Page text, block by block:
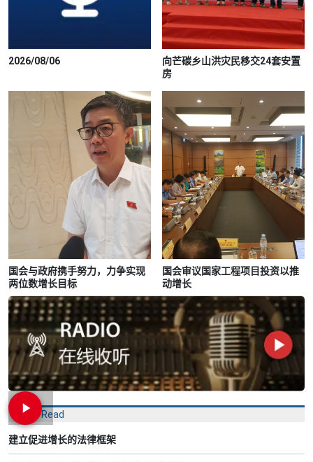
2026/08/06
向芒碳乡山洪灾民移交24套安置
房
国会与政府携手努力，力争实现
两位数增长目标
国会审议国家工程项目投资以推
动增长
Most Read
建立促进增长的法律框架